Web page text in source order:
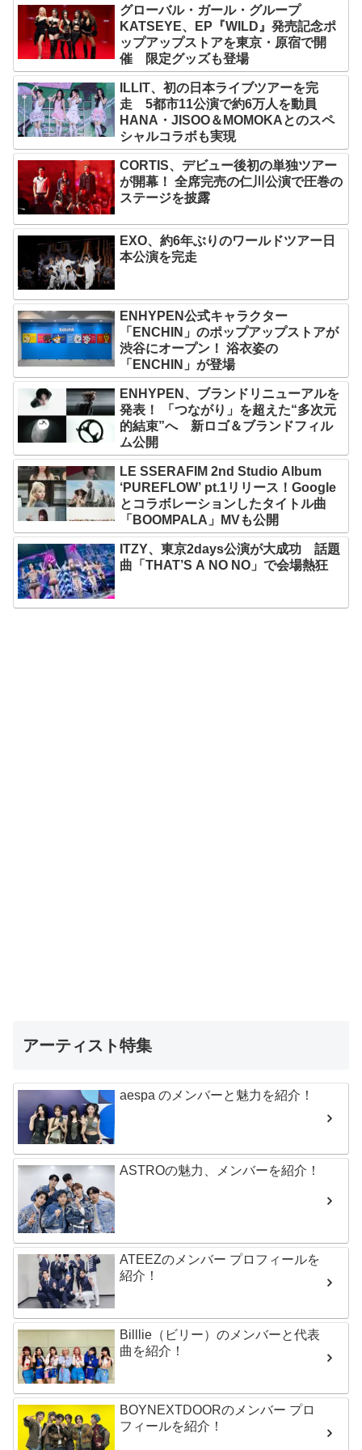
グローバル・ガール・グループ
KATSEYE、EP『WILD』発売記念ポ
ップアップストアを東京・原宿で開
催 限定グッズも登場
ILLIT、初の日本ライブツアーを完
走 5都市11公演で約6万人を動員
HANA・JISOO＆MOMOKAとのスペ
シャルコラボも実現
CORTIS、デビュー後初の単独ツアー
が開幕！ 全席完売の仁川公演で圧巻の
ステージを披露
EXO、約6年ぶりのワールドツアー日
本公演を完走
ENHYPEN公式キャラクター
「ENCHIN」のポップアップストアが
渋谷にオープン！ 浴衣姿の
「ENCHIN」が登場
ENHYPEN、ブランドリニューアルを
発表！ 「つながり」を超えた“多次元
的結束”へ 新ロゴ＆ブランドフィル
ム公開
LE SSERAFIM 2nd Studio Album
‘PUREFLOW’ pt.1リリース！Google
とコラボレーションしたタイトル曲
「BOOMPALA」MVも公開
ITZY、東京2days公演が大成功 話題
曲「THAT’S A NO NO」で会場熱狂
アーティスト特集
aespa のメンバーと魅力を紹介！
ASTROの魅力、メンバーを紹介！
ATEEZのメンバー プロフィールを
紹介！
Billlie（ビリー）のメンバーと代表
曲を紹介！
BOYNEXTDOORのメンバー プロ
フィールを紹介！